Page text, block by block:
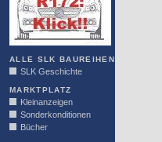
ALLE SLK BAUREIHEN
SLK Geschichte
MARKTPLATZ
Kleinanzeigen
Sonderkonditionen
Bücher